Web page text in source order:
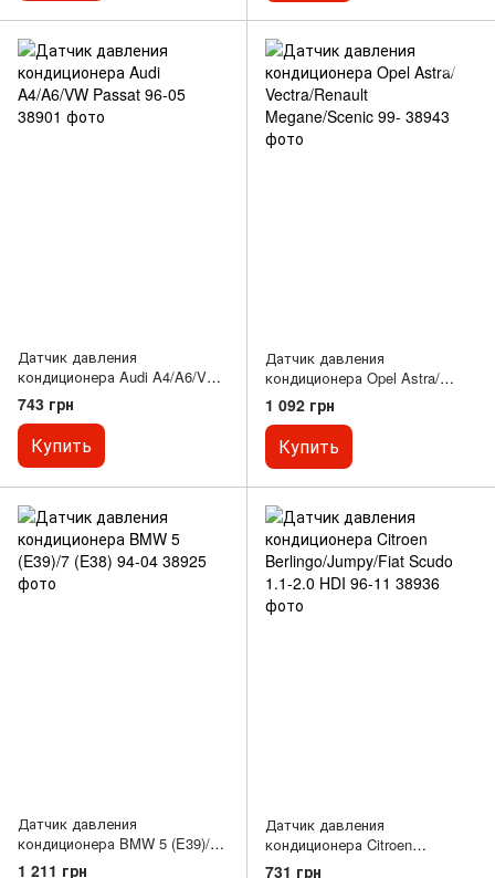
Датчик давления
кондиционера Audi A4/A6/VW
Passat 96-05
743 грн
Купить
Датчик давления
кондиционера Opel Astra/
Vectra/Renault Megane/Scenic
99-
1 092 грн
Купить
Датчик давления
кондиционера BMW 5 (E39)/7
(E38) 94-04
1 211 грн
Датчик давления
кондиционера Citroen
Berlingo/Jumpy/Fiat Scudo 1.1-
731 грн